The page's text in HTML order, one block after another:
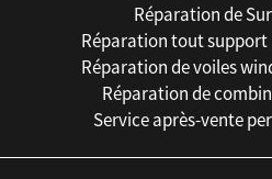
Réparation de
Réparation tout support
Réparation de voiles
Réparation de
Service après-vente